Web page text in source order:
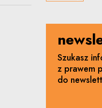
Szukasz
z prawem
do